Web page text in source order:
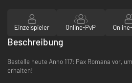
Einzelspieler Online-PvP
Beschreibung
Bestelle heute Anno 117: Pax Romana vor,
erhalten!